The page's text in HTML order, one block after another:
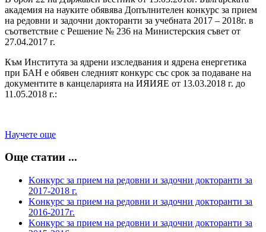
академия на науките обявява Допълнителен конкурс за прием
на редовни и задочни докторанти за учебната 2017 – 2018г. в
съответствие с Решение № 236 на Министерския съвет от
27.04.2017 г.
Към Института за ядрени изследвания и ядрена енергетика
при БАН е обявен следният конкурс със срок за подаване на
документите в канцеларията на ИЯИЯЕ от 13.03.2018 г. до
11.05.2018 г.:
Научете още
Още статии ...
Kонкурс за прием на редовни и задочни докторанти за
2017-2018 г.
Kонкурс за прием на редовни и задочни докторанти за
2016-2017г.
Kонкурс за прием на редовни и задочни докторанти за